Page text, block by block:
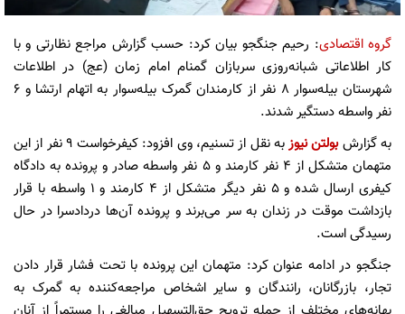
گروه اقتصادی: رحیم جنگجو بیان کرد: حسب گزارش مراجع نظارتی و با
کار اطلاعاتی شبانه‌روزی سربازان گمنام امام زمان (عج) در اطلاعات
شهرستان بیله‌سوار 8 نفر از کارمندان گمرک بیله‌سوار به اتهام ارتشا و 6
نفر واسطه دستگیر شدند.
به گزارشبولتن نیوز
به نقل از تسنیم، وی افزود: کیفرخواست 9 نفر از این
متهمان متشکل از 4 نفر کارمند و 5 نفر واسطه صادر و پرونده به دادگاه
کیفری ارسال شده و 5 نفر دیگر متشکل از 4 کارمند و 1 واسطه با قرار
بازداشت موقت در زندان به سر می‌برند و پرونده آن‌ها دردادسرا در حال
رسیدگی است.
جنگجو در ادامه عنوان کرد: متهمان این پرونده با تحت فشار قرار دادن
تجار، بازرگانان، رانندگان و سایر اشخاص مراجعه‌کننده به گمرک به